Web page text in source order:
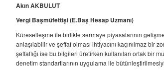
Akın AKBULUT
Vergi Başmüfettişi(E.Baş Hesap Uzmanı)
Küreselleşme ile birlikte sermaye piyasalarının
anlaşılabilir ve şeffaf olması ihtiyacını kaçınılmaz bir
şeffaflığı ise bu bilgileri üretirken kullanılan ortak bir
denetim standartlarının uygulama ile